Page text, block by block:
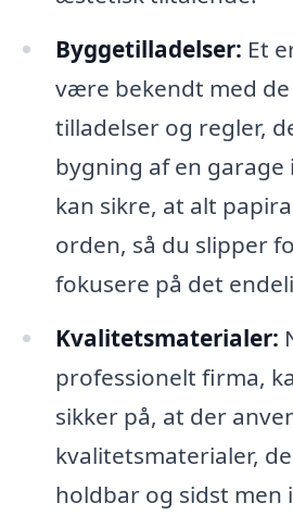
Byggetilladelser: Et
være bekendt med
tilladelser og regler,
bygning af en garage
kan sikre, at alt
orden, så du slipper
fokusere på det
Kvalitetsmaterialer:
professionelt firma,
sikker på, at der
kvalitetsmaterialer,
holdbar og sidst men